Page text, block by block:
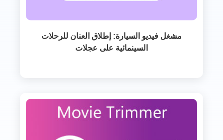
مشغل فيديو السيارة: إطلاق العنان للرحلات
السينمائية على عجلات